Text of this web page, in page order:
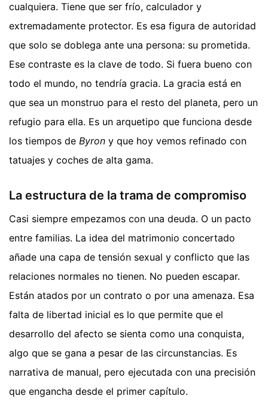
cualquiera. Tiene que ser frío, calculador y
extremadamente protector. Es esa figura de autoridad
que solo se doblega ante una persona: su prometida.
Ese contraste es la clave de todo. Si fuera bueno con
todo el mundo, no tendría gracia. La gracia está en
que sea un monstruo para el resto del planeta, pero un
refugio para ella. Es un arquetipo que funciona desde
los tiempos de Byron y que hoy vemos refinado con
tatuajes y coches de alta gama.
La estructura de la trama de compromiso
Casi siempre empezamos con una deuda. O un pacto
entre familias. La idea del matrimonio concertado
añade una capa de tensión sexual y conflicto que las
relaciones normales no tienen. No pueden escapar.
Están atados por un contrato o por una amenaza. Esa
falta de libertad inicial es lo que permite que el
desarrollo del afecto se sienta como una conquista,
algo que se gana a pesar de las circunstancias. Es
narrativa de manual, pero ejecutada con una precisión
que engancha desde el primer capítulo.